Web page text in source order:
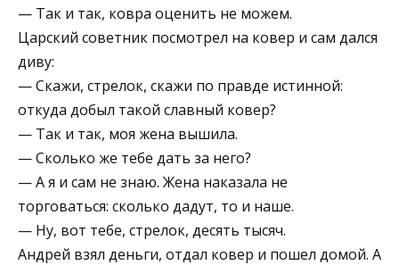
— Так и так, ковра оценить не можем.
Царский советник посмотрел на ковер и сам дался
диву:
— Скажи, стрелок, скажи по правде истинной:
откуда добыл такой славный ковер?
— Так и так, моя жена вышила.
— Сколько же тебе дать за него?
— А я и сам не знаю. Жена наказала не
торговаться: сколько дадут, то и наше.
— Ну, вот тебе, стрелок, десять тысяч.
Андрей взял деньги, отдал ковер и пошел домой. А